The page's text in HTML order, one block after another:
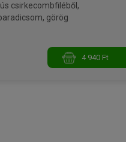
4 940 Ft